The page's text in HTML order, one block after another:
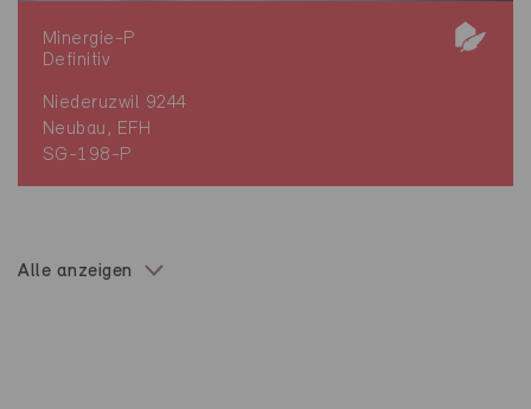
Minergie-P
Definitiv
Niederuzwil 9244
Neubau, EFH
SG-198-P
Alle anzeigen